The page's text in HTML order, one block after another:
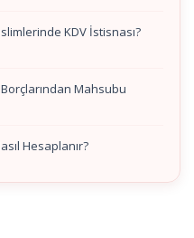
KDV İstisnası?
Borçlarından Mahsubu
Hesaplanır?